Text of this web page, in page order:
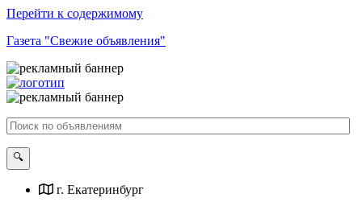
Перейти к содержимому
Газета "Свежие объявления"
г. Екатеринбург